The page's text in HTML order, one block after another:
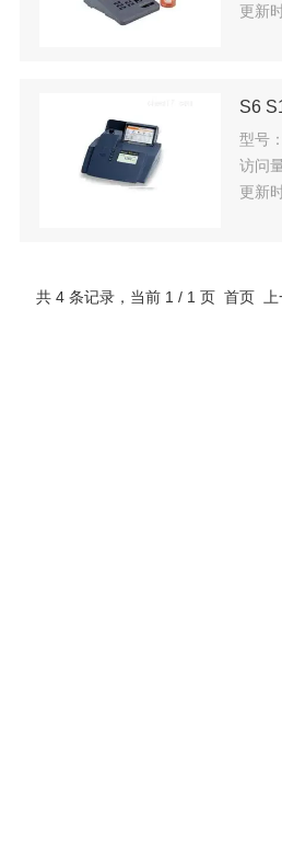
更新
S6
型号：
访问
更新
共 4 条记录，当前 1 / 1 页 首页